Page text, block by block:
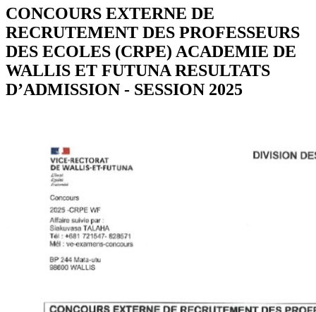
CONCOURS EXTERNE DE
RECRUTEMENT DES PROFESSEURS
DES ECOLES (CRPE) ACADEMIE DE
WALLIS ET FUTUNA RESULTATS
D’ADMISSION - SESSION 2025